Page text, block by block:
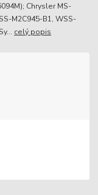
Chrysler MS-
M2C945-B1, WSS-
celý popis